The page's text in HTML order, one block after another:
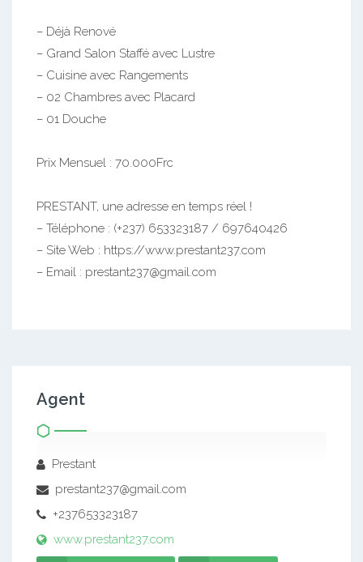
– Déjà Renové
– Grand Salon Staffé avec Lustre
– Cuisine avec Rangements
– 02 Chambres avec Placard
– 01 Douche
Prix Mensuel : 70.000Frc
PRESTANT, une adresse en temps réel !
– Téléphone : (+237) 653323187 / 697640426
– Site Web : https://www.prestant237.com
– Email : prestant237@gmail.com
Agent
Prestant
prestant237@gmail.com
+237653323187
www.prestant237.com